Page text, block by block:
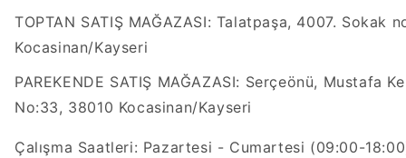
TOPTAN SATIŞ MAĞAZASI: Talatpaşa, 4007. Sokak
Kocasinan/Kayseri
PAREKENDE SATIŞ MAĞAZASI: Serçeönü, Mustafa
No:33, 38010 Kocasinan/Kayseri
Çalışma Saatleri: Pazartesi - Cumartesi (09:00-